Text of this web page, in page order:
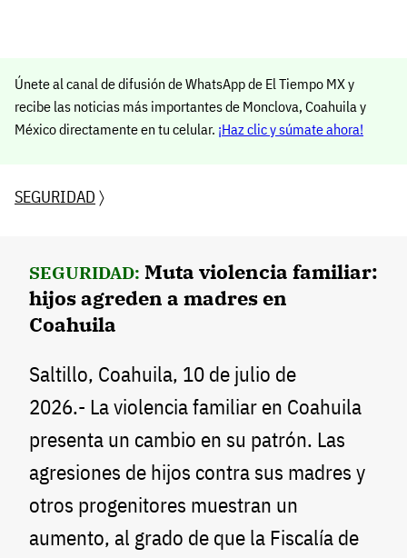
Únete al canal de difusión de WhatsApp de El Tiempo MX y
recibe las noticias más importantes de Monclova, Coahuila y
México directamente en tu celular. ¡Haz clic y súmate ahora!
SEGURIDAD 〉
SEGURIDAD: Muta violencia familiar:
hijos agreden a madres en
Coahuila
Saltillo, Coahuila, 10 de julio de
2026.- La violencia familiar en Coahuila
presenta un cambio en su patrón. Las
agresiones de hijos contra sus madres y
otros progenitores muestran un
aumento, al grado de que la Fiscalía de